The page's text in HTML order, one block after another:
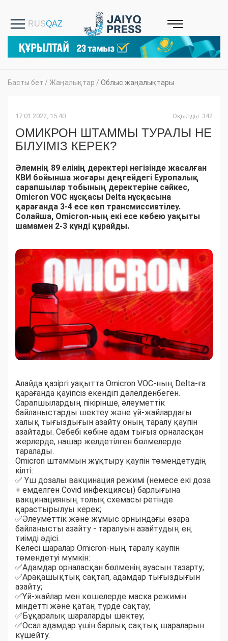
Басты бет / Жаңалықтар / Облыс жаңалықтары
17.01.2022, 15:40 Оқылды: 342
ОМИКРОН ШТАММЫ ТУРАЛЫ НЕ
БІЛУІМІЗ КЕРЕК?
Әлемнің 89 елінің деректері негізінде жасалған
КВИ бойынша жоғары деңгейдегі Еуропалық
сарапшылар тобының деректеріне сәйкес,
Omicron VOC нұсқасы Delta нұсқасына
қарағанда 3-4 есе көп трансмиссивтілеу.
Солайша, Omicron-ның екі есе көбею уақыты
шамамен 2-3 күнді құрайды.
Алайда қазіргі уақытта Omicron VOC-ның Delta-ға
қарағанда қауіпсіз екендігі дәлелденбеген.
Сарапшылардың пікірінше, әлеуметтік
байланыстарды шектеу және үй-жайлардағы
халық тығыздығын азайту оның таралу қаупін
азайтады. Себебі көбіне адам тығыз орналасқан
жерлерде, нашар желдетілген бөлмелерде
таралады.
Omicron штаммын жұқтыру қаупін төмендетудің
кілті:
✅ Үш дозалы вакцинация режимі (немесе екі доза
+ емделген Covid инфекциясы) барлығына
вакцинацияның толық схемасы ретінде
қарастырылуы керек;
✅Әлеуметтік және жұмыс орнындағы өзара
байланысты азайту - таралуын азайтудың ең
тиімді әдісі.
Келесі шаралар Omicron-ның таралу қаупін
төмендетуі мүмкін:
✅Адамдар орналасқан бөлменің ауасын тазарту;
✅Арақашықтық сақтап, адамдар тығыздығын
азайту;
✅Үй-жайлар мен көшелерде маска режимін
міндетті және қатаң түрде сақтау;
✅Бұқаралық шараларды шектеу;
✅Осал адамдар үшін барлық сақтық шараларын
күшейту.